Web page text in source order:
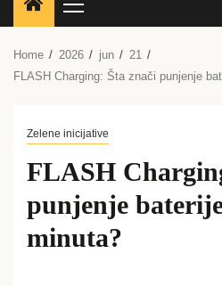
Primary
Menu
Home 2026 jun
21
FLASH Charging: Šta znači punjenje
Zelene inicijative
FLASH
punjenje
minuta?